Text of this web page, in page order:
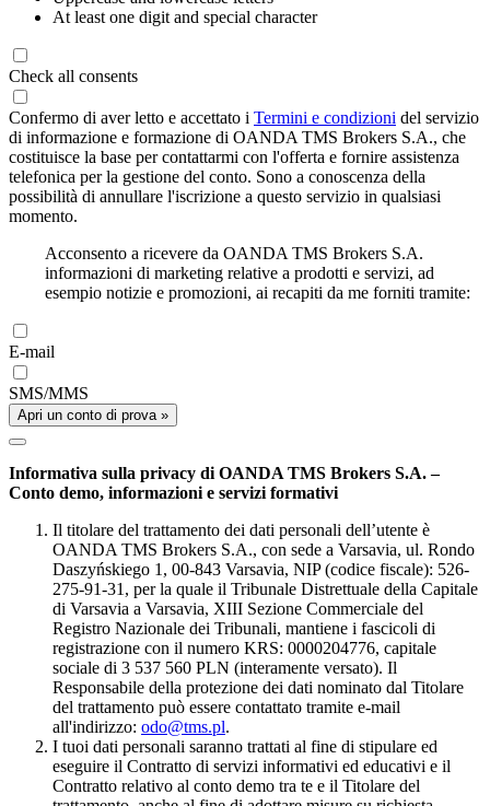
At least one digit and special character
Check all consents
Confermo di aver letto e accettato i Termini e condizioni del servizio
di informazione e formazione di OANDA TMS Brokers S.A., che
costituisce la base per contattarmi con l'offerta e fornire assistenza
telefonica per la gestione del conto. Sono a conoscenza della
possibilità di annullare l'iscrizione a questo servizio in qualsiasi
momento.
Acconsento a ricevere da OANDA TMS Brokers S.A.
informazioni di marketing relative a prodotti e servizi, ad
esempio notizie e promozioni, ai recapiti da me forniti tramite:
E-mail
SMS/MMS
Apri un conto di prova »
Informativa sulla privacy di OANDA TMS Brokers S.A. –
Conto demo, informazioni e servizi formativi
Il titolare del trattamento dei dati personali dell’utente è
OANDA TMS Brokers S.A., con sede a Varsavia, ul. Rondo
Daszyńskiego 1, 00-843 Varsavia, NIP (codice fiscale): 526-
275-91-31, per la quale il Tribunale Distrettuale della Capitale
di Varsavia a Varsavia, XIII Sezione Commerciale del
Registro Nazionale dei Tribunali, mantiene i fascicoli di
registrazione con il numero KRS: 0000204776, capitale
sociale di 3 537 560 PLN (interamente versato). Il
Responsabile della protezione dei dati nominato dal Titolare
del trattamento può essere contattato tramite e-mail
all'indirizzo: odo@tms.pl.
I tuoi dati personali saranno trattati al fine di stipulare ed
eseguire il Contratto di servizi informativi ed educativi e il
Contratto relativo al conto demo tra te e il Titolare del